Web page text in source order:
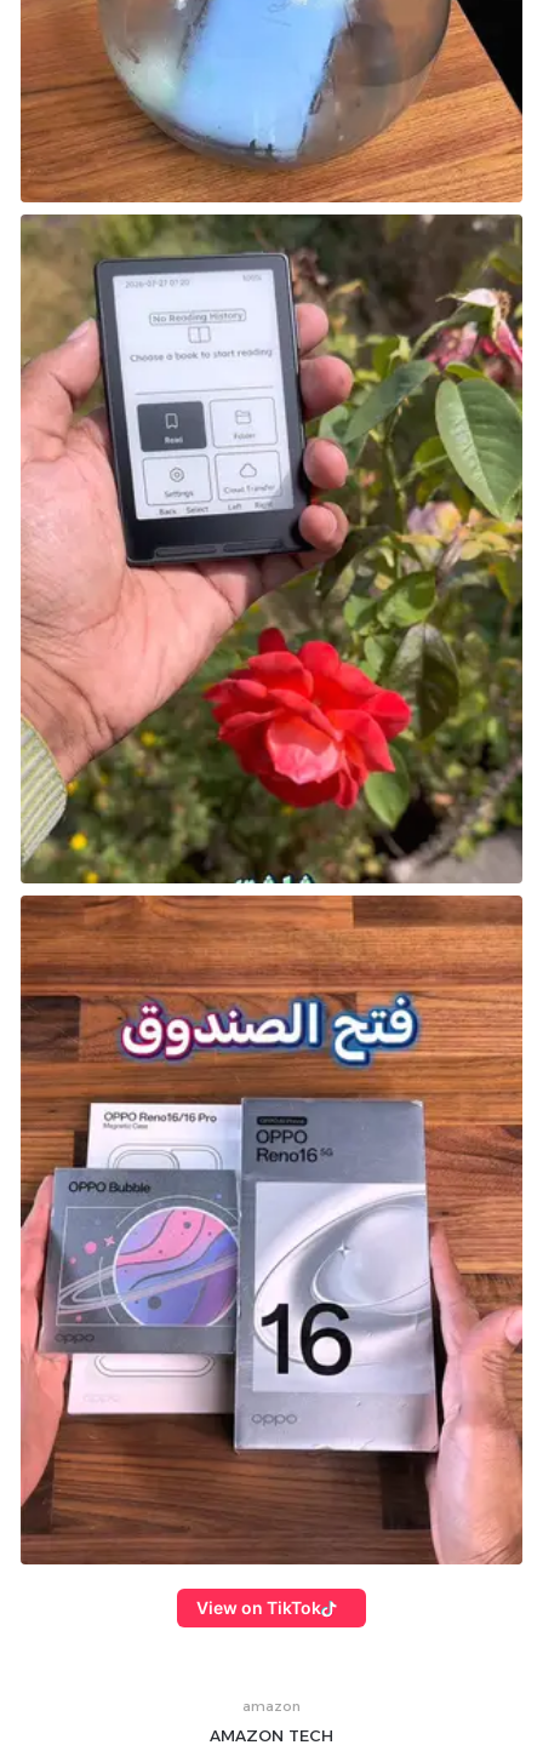
لعبة Pokemon Daybreak التي صممها mizzypd
مستوحاة من الجيل الثالث وتتمتع برسومات جميلة وتدور
أحداثها في منطقة مخصصة تدعى Armira. المثير
للاهتمام أن Pokedex * لا يقتصر على بوكيمونات الجيل
الثالث فقط؛ بل يختار من كل الأجيال وصولًا إلى الجيل التاسع.
يمكنك اصطياد ما يصل إلى 400 بوكيمون، وبعضها يمتلك
متغيرات إقليمية جديدة وإمكانية التطور إلى Mega
Evolution. تحتوي اللعبة على حوالي 20 ساعة من
المحتوى والكثير لاستكشافه. وإذا لم يكن ذلك كافيًا لجذبك،
فقد تكون مهتمًّا بتغييرات تطورات Eevee، التي تتيح
تطورات متعددة الأنواع لـEeveelutions.
* Pokedex يشير إلى “قاموس أو موسوعة البوكيمونات” في
عالم بوكيمون. يحتوي Pokedex على معلومات تفصيلية
عن كل بوكيمون، مثل اسمه، ونوعه، وطوله، ووزنه، وقدراته
الأساسية. في الألعاب، يُستخدم لتتبع كل البوكيمونات التي
اصطادها أو شاهدها اللاعب، ويعمل كأداة توثيق شاملة
للعالم المتنوع للبوكيمونات.
شارك هذه الصفحة عبر
View on TikTok
amazon
AMAZON TECH